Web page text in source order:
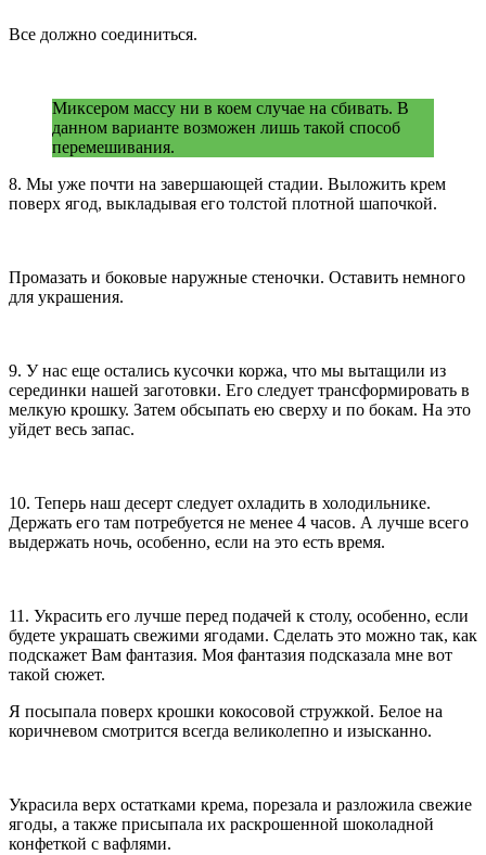
Все должно соединиться.
Миксером массу ни в коем случае на сбивать. В
данном варианте возможен лишь такой способ
перемешивания.
8. Мы уже почти на завершающей стадии. Выложить крем
поверх ягод, выкладывая его толстой плотной шапочкой.
Промазать и боковые наружные стеночки. Оставить немного
для украшения.
9. У нас еще остались кусочки коржа, что мы вытащили из
серединки нашей заготовки. Его следует трансформировать в
мелкую крошку. Затем обсыпать ею сверху и по бокам. На это
уйдет весь запас.
10. Теперь наш десерт следует охладить в холодильнике.
Держать его там потребуется не менее 4 часов. А лучше всего
выдержать ночь, особенно, если на это есть время.
11. Украсить его лучше перед подачей к столу, особенно, если
будете украшать свежими ягодами. Сделать это можно так, как
подскажет Вам фантазия. Моя фантазия подсказала мне вот
такой сюжет.
Я посыпала поверх крошки кокосовой стружкой. Белое на
коричневом смотрится всегда великолепно и изысканно.
Украсила верх остатками крема, порезала и разложила свежие
ягоды, а также присыпала их раскрошенной шоколадной
конфеткой с вафлями.